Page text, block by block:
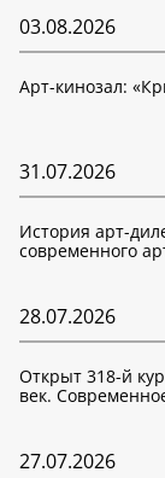
03.08.2026
Арт-кинозал:
31.07.2026
История арт-
современного
28.07.2026
Открыт 318-й
век.
27.07.2026